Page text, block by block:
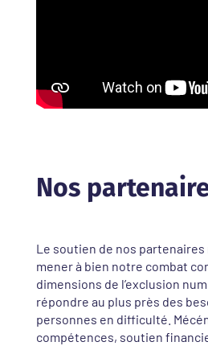
Nos
Le soutien de nos
mener à bien notre combat
dimensions de l’exclusion
répondre au plus près des
personnes en difficulté.
compétences, soutien